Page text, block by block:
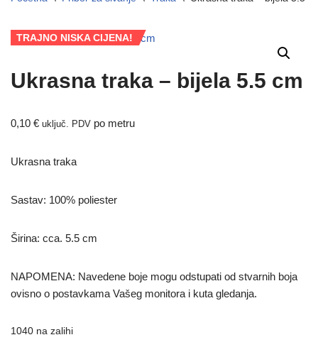
TRAJNO NISKA CIJENA!
Ukrasna traka – bijela 5.5 cm
0,10 € uključ. PDV po metru
Ukrasna traka
Sastav: 100% poliester
Širina: cca. 5.5 cm
NAPOMENA: Navedene boje mogu odstupati od stvarnih boja
ovisno o postavkama Vašeg monitora i kuta gledanja.
1040 na zalihi